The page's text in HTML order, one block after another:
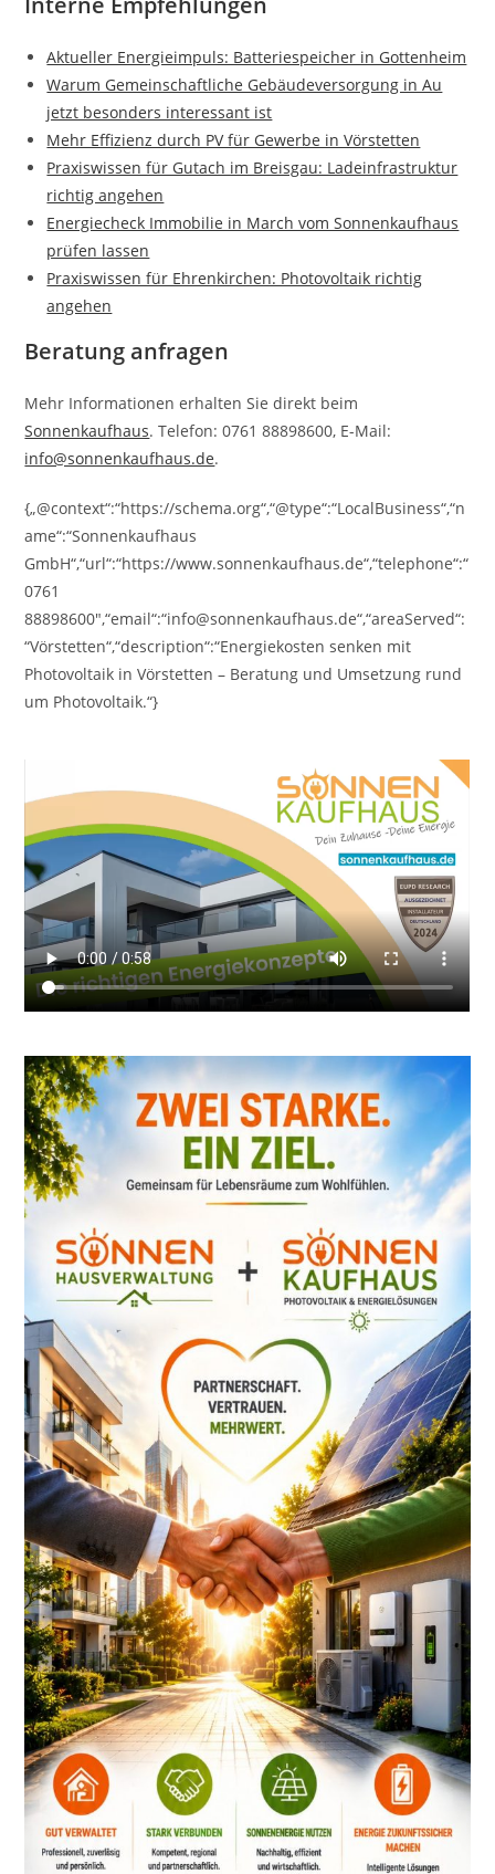
Aktueller Energieimpuls: Batteriespeicher in Gottenheim
Warum Gemeinschaftliche Gebäudeversorgung in Au
jetzt besonders interessant ist
Mehr Effizienz durch PV für Gewerbe in Vörstetten
Praxiswissen für Gutach im Breisgau: Ladeinfrastruktur
richtig angehen
Energiecheck Immobilie in March vom Sonnenkaufhaus
prüfen lassen
Praxiswissen für Ehrenkirchen: Photovoltaik richtig
angehen
Beratung anfragen
Mehr Informationen erhalten Sie direkt beim
Sonnenkaufhaus. Telefon: 0761 88898600, E-Mail:
info@sonnenkaufhaus.de.
{„@context“:“https://schema.org“,“@type“:“LocalBusiness“,“n
ame“:“Sonnenkaufhaus
GmbH“,“url“:“https://www.sonnenkaufhaus.de“,“telephone“:“
0761
88898600″,“email“:“info@sonnenkaufhaus.de“,“areaServed“:
“Vörstetten“,“description“:“Energiekosten senken mit
Photovoltaik in Vörstetten – Beratung und Umsetzung rund
um Photovoltaik.“}